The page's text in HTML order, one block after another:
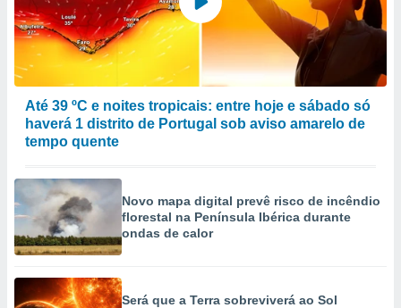
Até 39 ºC e noites tropicais: entre hoje e sábado só
haverá 1 distrito de Portugal sob aviso amarelo de
tempo quente
Novo mapa digital prevê risco de incêndio
florestal na Península Ibérica durante
ondas de calor
Será que a Terra sobreviverá ao Sol